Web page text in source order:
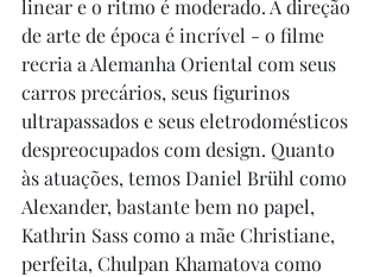
linear e o ritmo é moderado. A direção
de arte de época é incrível - o filme
recria a Alemanha Oriental com seus
carros precários, seus figurinos
ultrapassados e seus eletrodomésticos
despreocupados com design. Quanto
às atuações, temos Daniel Brühl como
Alexander, bastante bem no papel,
Kathrin Sass como a mãe Christiane,
perfeita, Chulpan Khamatova como